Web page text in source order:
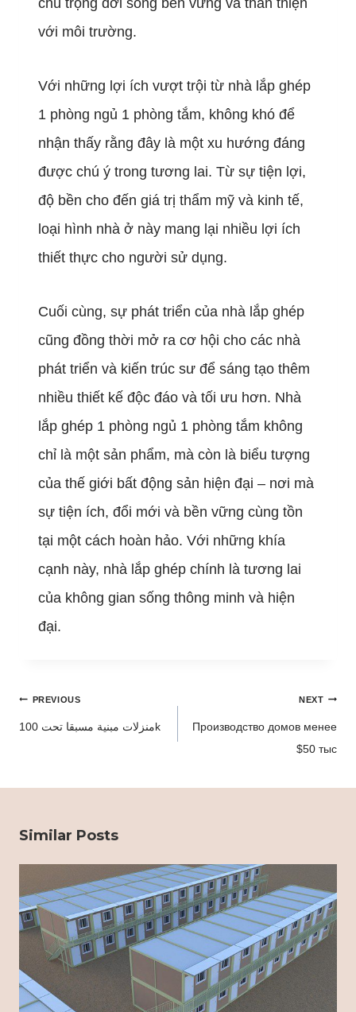
chú trọng đời sống bền vững và thân thiện
với môi trường.
Với những lợi ích vượt trội từ nhà lắp ghép
1 phòng ngủ 1 phòng tắm, không khó để
nhận thấy rằng đây là một xu hướng đáng
được chú ý trong tương lai. Từ sự tiện lợi,
độ bền cho đến giá trị thẩm mỹ và kinh tế,
loại hình nhà ở này mang lại nhiều lợi ích
thiết thực cho người sử dụng.
Cuối cùng, sự phát triển của nhà lắp ghép
cũng đồng thời mở ra cơ hội cho các nhà
phát triển và kiến trúc sư để sáng tạo thêm
nhiều thiết kế độc đáo và tối ưu hơn. Nhà
lắp ghép 1 phòng ngủ 1 phòng tắm không
chỉ là một sản phẩm, mà còn là biểu tượng
của thế giới bất động sản hiện đại – nơi mà
sự tiện ích, đổi mới và bền vững cùng tồn
tại một cách hoàn hảo. Với những khía
cạnh này, nhà lắp ghép chính là tương lai
của không gian sống thông minh và hiện
đại.
Post
PREVIOUS
منزلات مبنية مسبقا تحت 100k
NEXT
Производство домов менее
$50 тыс
Similar Posts